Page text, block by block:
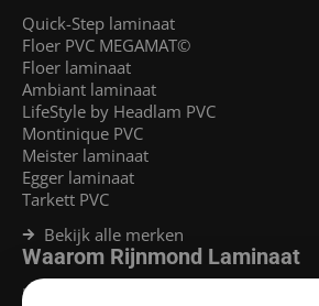
Quick-Step laminaat
Floer PVC MEGAMAT©
Floer laminaat
Ambiant laminaat
LifeStyle by Headlam PVC
Montinique PVC
Meister laminaat
Egger laminaat
Tarkett PVC
Bekijk alle merken
Waarom Rijnmond Laminaat
Legservice